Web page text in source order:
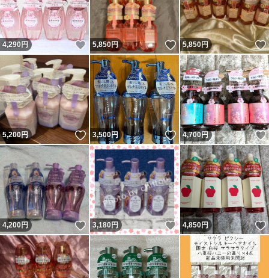
4,290 円 いいね！
5,850円 いいね！
5,850円
5,200円 いいね！
3,500円 いいね！
4,700円
4,200円 いいね！
3,180 円 いいね！
4,850円